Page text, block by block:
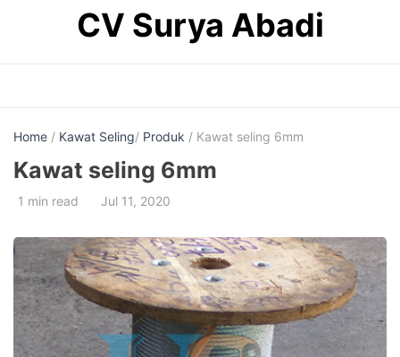
CV Surya Abadi
Home / Kawat Seling/ Produk / Kawat seling 6mm
Kawat seling 6mm
1 min read Jul 11, 2020